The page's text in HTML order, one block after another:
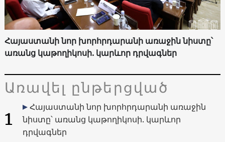
Հայաստանի նոր խորհրդարանի առաջին նիստը՝
առանց կաթողիկոսի. կարևոր դրվագներ
Առավել ընթերցված
1
Հայաստանի նոր խորհրդարանի առաջին
նիստը՝ առանց կաթողիկոսի. կարևոր
դրվագներ